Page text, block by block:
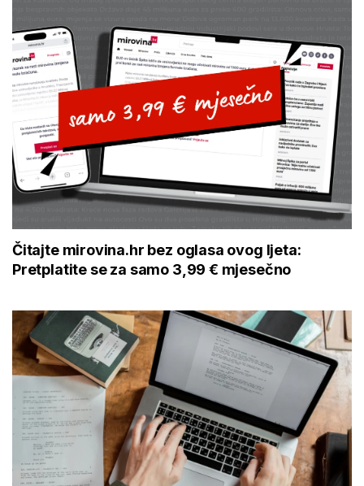
Čitajte mirovina.hr bez oglasa ovog ljeta:
Pretplatite se za samo 3,99 € mjesečno